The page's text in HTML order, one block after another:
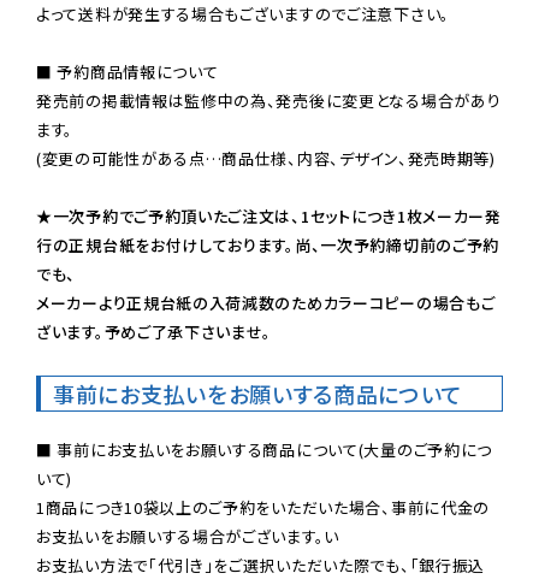
よって送料が発生する場合もございますのでご注意下さい。
■ 予約商品情報について
発売前の掲載情報は監修中の為、発売後に変更となる場合があり
ます。
(変更の可能性がある点…商品仕様、内容、デザイン、発売時期等)
★一次予約でご予約頂いたご注文は、1セットにつき1枚メーカー発
行の正規台紙をお付けしております。尚、一次予約締切前のご予約
でも、
メーカーより正規台紙の入荷減数のためカラーコピーの場合もご
ざいます。予めご了承下さいませ。
事前にお支払いをお願いする商品について
■ 事前にお支払いをお願いする商品について(大量のご予約につ
いて)
1商品につき10袋以上のご予約をいただいた場合、事前に代金の
お支払いをお願いする場合がございます。い
お支払い方法で「代引き」をご選択いただいた際でも、「銀行振込